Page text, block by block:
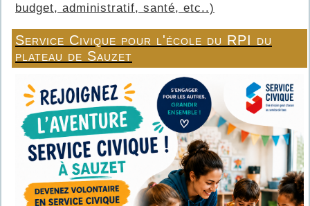
budget, administratif, santé, etc..)
Service Civique pour l'école du RPI du
plateau de Sauzet